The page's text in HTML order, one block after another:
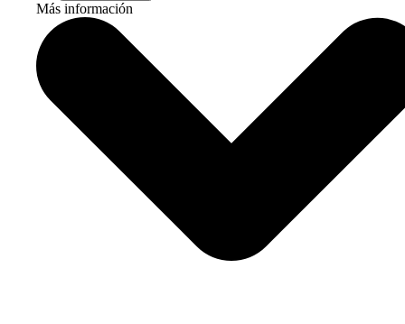
Más información